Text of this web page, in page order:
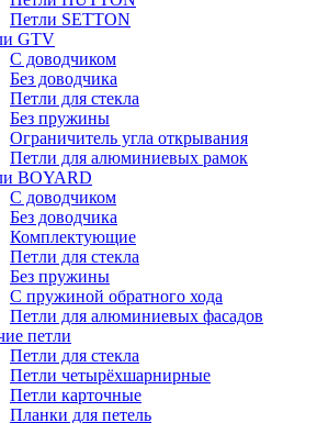
Петли SETTON
GTV
С доводчиком
Без доводчика
Петли для стекла
Без пружины
Ограничитель угла открывания
Петли для алюминиевых рамок
BOYARD
С доводчиком
Без доводчика
Комплектующие
Петли для стекла
Без пружины
С пружиной обратного хода
Петли для алюминиевых фасадов
петли
Петли для стекла
Петли четырёхшарнирные
Петли карточные
Планки для петель